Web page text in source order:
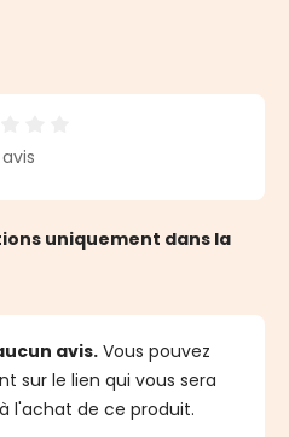
5 étoiles
avis
uniquement dans la
avis. Vous pouvez
sur le lien qui vous sera
l'achat de ce produit.